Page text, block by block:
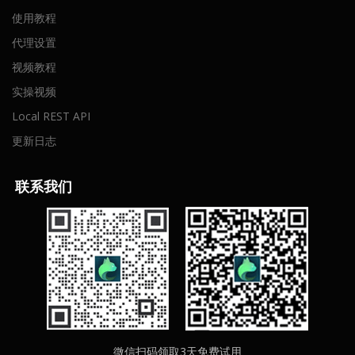
使用教程
代理设置
视频教程
实操视频
Local REST API
更新日志
联系我们
微信扫码领取3天免费试用